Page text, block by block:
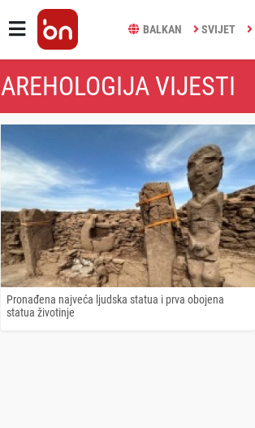
BALKAN SVIJET
AREHOLOGIJA VIJESTI
Pronađena najveća ljudska statua i prva obojena
statua životinje